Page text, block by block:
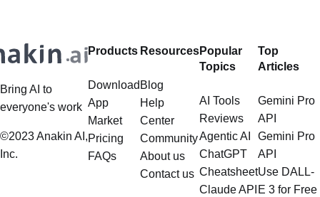
Bring AI to
everyone's work
©2023 Anakin AI,
Inc.
Products
Download
App
Market
Pricing
FAQs
Resources
Blog
Help
Center
Community
About us
Contact us
Popular
Topics
AI Tools
Reviews
Agentic AI
ChatGPT
Cheatsheet
Claude API
Top
Articles
Gemini Pro
API
Gemini Pro
API
Use DALL-
E 3 for Free